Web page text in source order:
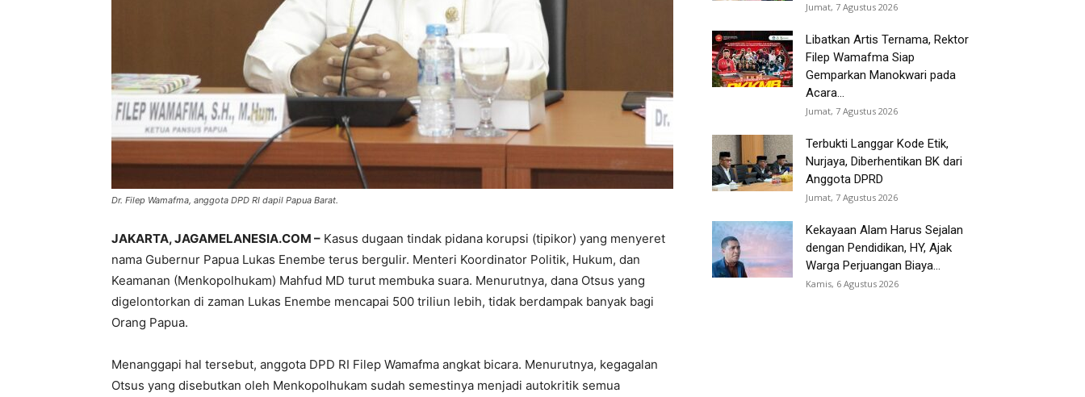
Dr. Filep Wamafma, anggota DPD RI dapil Papua Barat.
JAKARTA, JAGAMELANESIA.COM – Kasus dugaan tindak pidana korupsi (tipikor) yang menyeret
nama Gubernur Papua Lukas Enembe terus bergulir. Menteri Koordinator Politik, Hukum, dan
Keamanan (Menkopolhukam) Mahfud MD turut membuka suara. Menurutnya, dana Otsus yang
digelontorkan di zaman Lukas Enembe mencapai 500 triliun lebih, tidak berdampak banyak bagi
Orang Papua.
Menanggapi hal tersebut, anggota DPD RI Filep Wamafma angkat bicara. Menurutnya, kegagalan
Otsus yang disebutkan oleh Menkopolhukam sudah semestinya menjadi autokritik semua
Jumat, 7 Agustus 2026
Libatkan Artis Ternama, Rektor
Filep Wamafma Siap
Gemparkan Manokwari pada
Acara...
Jumat, 7 Agustus 2026
Terbukti Langgar Kode Etik,
Nurjaya, Diberhentikan BK dari
Anggota DPRD
Jumat, 7 Agustus 2026
Kekayaan Alam Harus Sejalan
dengan Pendidikan, HY, Ajak
Warga Perjuangan Biaya...
Kamis, 6 Agustus 2026